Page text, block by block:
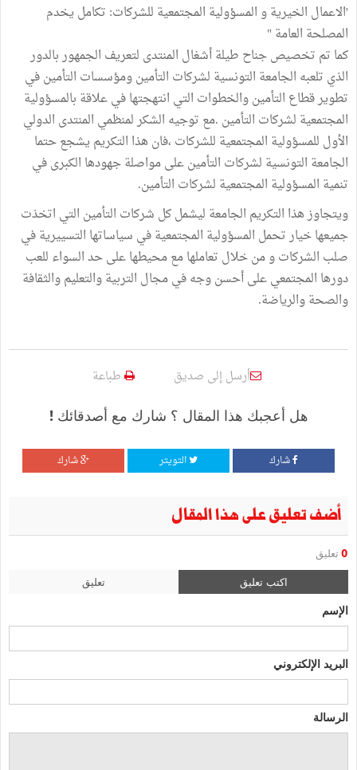
'الاعمال الخيرية و المسؤولية المجتمعية للشركات: تكامل يخدم
المصلحة العامة "
كما تم تخصيص جناح طيلة أشغال المنتدى لتعريف الجمهور بالدور
الذي تلعبه الجامعة التونسية لشركات التأمين ومؤسسات التأمين في
تطوير قطاع التأمين والخطوات التي انتهجتها في علاقة بالمسؤولية
المجتمعية لشركات التأمين .مع توجيه الشكر لمنظمي المنتدى الدولي
الأول للمسؤولية المجتمعية للشركات ،فان هذا التكريم يشجع حتما
الجامعة التونسية لشركات التأمين على مواصلة جهودها الكبرى في
تنمية المسؤولية المجتمعية لشركات التأمين.
ويتجاوز هذا التكريم الجامعة ليشمل كل شركات التأمين التي اتخذت
جميعها خيار تحمل المسؤولية المجتمعية في سياساتها التسييرية في
صلب الشركات و من خلال تعاملها مع محيطها على حد السواء للعب
دورها المجتمعي على أحسن وجه في مجال التربية والتعليم والثقافة
والصحة والرياضة.
أرسل إلى صديق طباعة
هل أعجبك هذا المقال ؟ شارك مع أصدقائك !
شارك التويتر شارك
أضف تعليق على هذا المقال
0 تعليق
اكتب تعليق تعليق
الإسم
البريد الإلكتروني
الرسالة